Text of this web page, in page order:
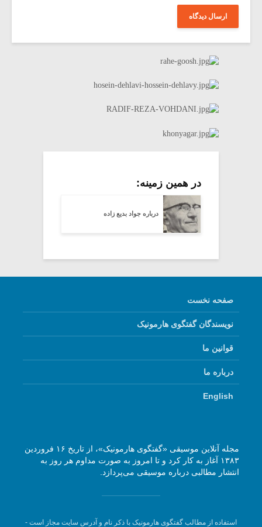
در همین زمینه:
درباره جواد بدیع زاده
صفحه نخست
نویسندگان گفتگوی هارمونیک
قوانین ما
درباره ما
English
مجله آنلاین موسیقی «گفتگوی هارمونیک»، از تاریخ ۱۶ فروردین
۱۳۸۳ آغاز به کار کرد و تا امروز به صورت مداوم هر روز به
انتشار مطالبی درباره موسیقی می‌پردازد.
استفاده از مطالب گفتگوی هارمونیک با ذکر نام و آدرس سایت مجاز است -